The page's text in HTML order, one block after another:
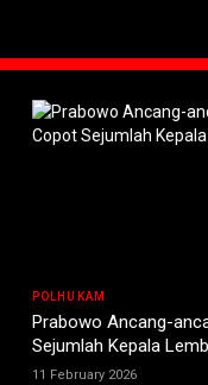
POLHUKAM
Prabowo Ancang-
Sejumlah Kepala
11 February 2026